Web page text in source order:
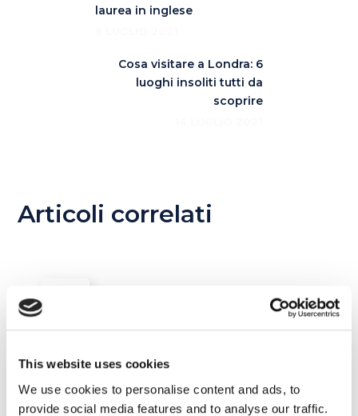
This website uses cookies
We use cookies to personalise content and ads, to
provide social media features and to analyse our traffic.
laurea in inglese
Cosa visitare a Londra: 6
luoghi insoliti tutti da
scoprire
Articoli correlati